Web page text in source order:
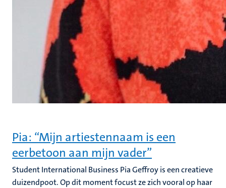
Pia: “Mijn artiestennaam is een
eerbetoon aan mijn vader”
Student International Business Pia Geffroy is een creatieve
duizendpoot. Op dit moment focust ze zich vooral op haar